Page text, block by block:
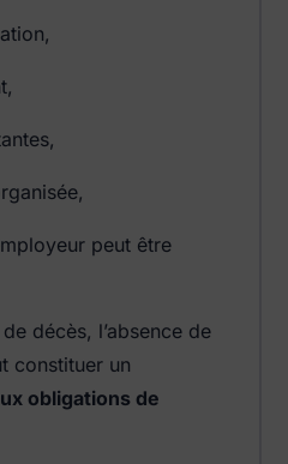
peut être
décès, l’absence de
constituer un
obligations de